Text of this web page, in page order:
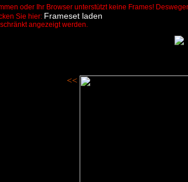
oder Ihr Browser unterstützt keine Frames!
Sie hier: Frameset laden
angezeigt werden.
<<